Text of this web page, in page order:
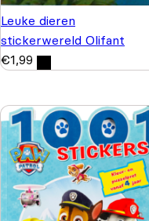
Leuke dieren
stickerwereld Olifant
€1,99